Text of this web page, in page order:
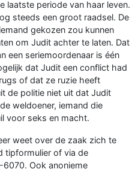
laatste periode van haar leven.
steeds een groot raadsel. De
gekozen zou kunnen
om Judit achter te laten. Dat
een seriemoordenaar is één
dat Judit een conflict had
of dat ze ruzie heeft
de politie niet uit dat Judit
weldoener, iemand die
voor seks en macht.
weet over de zaak zich te
tipformulier of via de
Ook anonieme